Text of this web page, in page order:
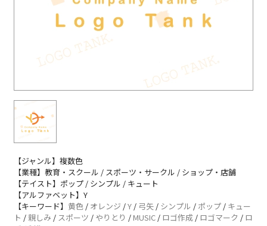
【ジャンル】複数色
【業種】教育・スクール / スポーツ・サークル / ショップ・店舗
【テイスト】ポップ / シンプル / キュート
【アルファベット】Y
【キーワード】 黄色 / オレンジ /Y / 弓矢 / シンプル / ポップ / キュー
ト /親しみ / スポーツ / やりとり /MUSIC / ロゴ作成 / ロゴマーク / ロ